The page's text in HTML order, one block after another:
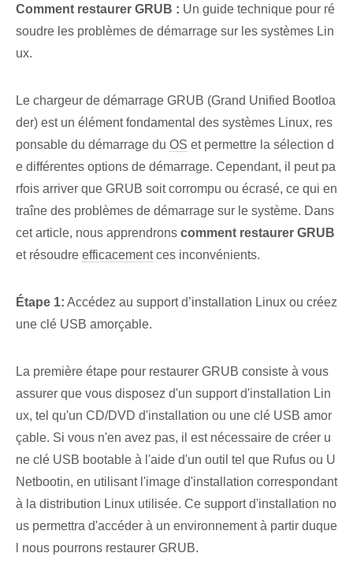
Comment restaurer GRUB : Un guide technique pour ré
soudre les problèmes de démarrage sur les systèmes Lin
ux.
Le chargeur de démarrage GRUB (Grand Unified Bootloa
der) est un élément fondamental des systèmes Linux, res
ponsable du démarrage du OS et permettre la sélection d
e différentes options de démarrage. Cependant, il peut pa
rfois arriver que GRUB soit corrompu ou écrasé, ce qui en
traîne des problèmes de démarrage sur le système. Dans
cet article, nous apprendrons comment restaurer GRUB
et résoudre efficacementces inconvénients.
Étape 1: Accédez au support d’installation Linux ou créez
une clé USB amorçable.
La première étape pour restaurer GRUB consiste à vous
assurer que vous disposez d'un support d'installation Lin
ux, tel qu'un CD/DVD d'installation ou une clé USB amor
çable. Si vous n'en avez pas, il est nécessaire de créer u
ne clé USB bootable à l'aide d'un outil tel que Rufus ou U
Netbootin, en utilisant l'image d'installation correspondant
à la distribution Linux utilisée. Ce support d'installation no
us permettra d'accéder à un environnement à partir duque
l nous pourrons restaurer GRUB.